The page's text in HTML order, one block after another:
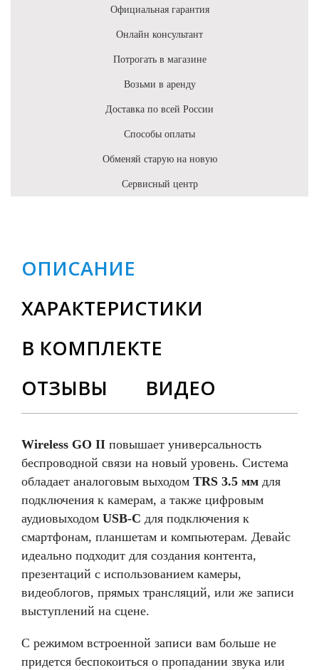
Официальная гарантия
Онлайн консультант
Потрогать в магазине
Возьми в аренду
Доставка по всей России
Способы оплаты
Обменяй старую на новую
Сервисный центр
ОПИСАНИЕ
ХАРАКТЕРИСТИКИ
В КОМПЛЕКТЕ
ОТЗЫВЫ
ВИДЕО
Wireless GO II повышает универсальность
беспроводной связи на новый уровень. Система
обладает аналоговым выходом TRS 3.5 мм для
подключения к камерам, а также цифровым
аудиовыходом USB-C для подключения к
смартфонам, планшетам и компьютерам. Девайс
идеально подходит для создания контента,
презентаций с использованием камеры,
видеоблогов, прямых трансляций, или же записи
выступлений на сцене.
С режимом встроенной записи вам больше не
придется беспокоиться о пропадании звука или